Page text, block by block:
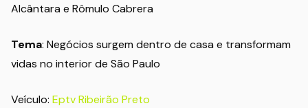
Alcântara e Rômulo Cabrera
Tema: Negócios surgem dentro de casa e transformam
vidas no interior de São Paulo
Veículo: Eptv Ribeirão Preto